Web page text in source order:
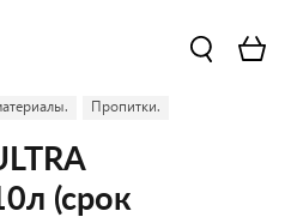
Пропитки.
(срок